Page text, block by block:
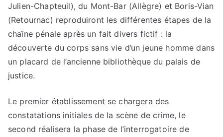
Julien-Chapteuil), du Mont-Bar (Allègre) et Boris-Vian
(Retournac) reproduiront les différentes étapes de la
chaîne pénale après un fait divers fictif : la
découverte du corps sans vie d’un jeune homme dans
un placard de l’ancienne bibliothèque du palais de
justice.
Le premier établissement se chargera des
constatations initiales de la scène de crime, le
second réalisera la phase de l’interrogatoire de